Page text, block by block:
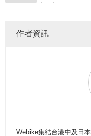
作者資訊
Webike集結台港中及日